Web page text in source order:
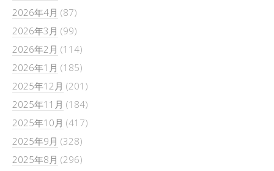
2026年4月 (87)
2026年3月 (99)
2026年2月 (114)
2026年1月 (185)
2025年12月 (201)
2025年11月 (184)
2025年10月 (417)
2025年9月 (328)
2025年8月 (296)